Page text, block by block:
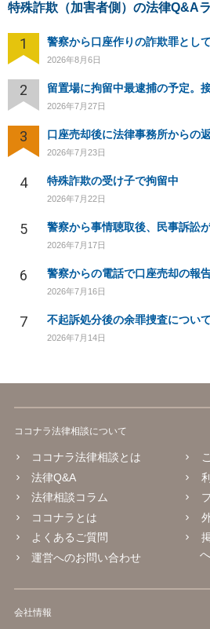
特殊詐欺（加害者側）の法律Q&A
1 警察から口座作りの詐欺罪とし
2026年8月6日
2 留置場に拘留中最逮捕の予定。
2026年7月27日
3
2026年7月23日
4 特殊詐欺の受け子で拘留中
2026年7月22日
5
2026年7月17日
6 警察からの電話で口座売却の報
2026年7月16日
7 不起訴処分後の余罪捜査について
2026年7月14日
ココナラ法律相談について
ココナラ法律相談とは
法律Q&A
法律相談コラム
ココナラとは
よくあるご質問
運営へのお問い合わせ
へ
会社情報